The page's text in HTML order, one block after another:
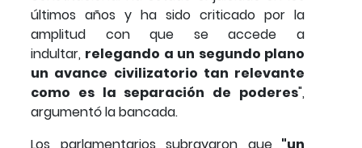
últimos años y ha sido criticado por la
amplitud con que se accede a
indultar, relegando a un segundo plano
un avance civilizatorio tan relevante
como es la separación de poderes",
argumentó la bancada.
Los parlamentarios subrayaron que"un